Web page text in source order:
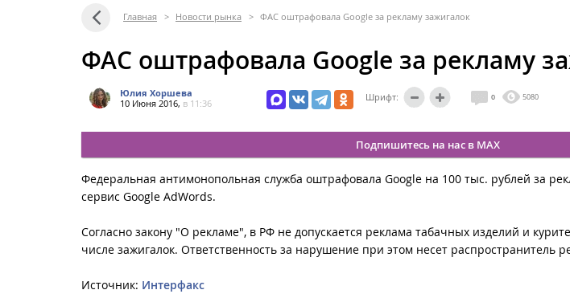
Главная > Новости рынка > ФАС оштрафовала Google за рекламу зажигалок
ФАС оштрафовала Google за рекламу
Юлия Хоршева
10 Июня 2016, в 11:36
Шрифт: 0 5080
Подпишитесь на нас в MAX
Федеральная антимонопольная служба оштрафовала Google на 100 тыс. рублей за
сервис Google AdWords.
Согласно закону "О рекламе", в РФ не допускается реклама табачных изделий и
числе зажигалок. Ответственность за нарушение при этом несет распространитель
Источник: Интерфакс